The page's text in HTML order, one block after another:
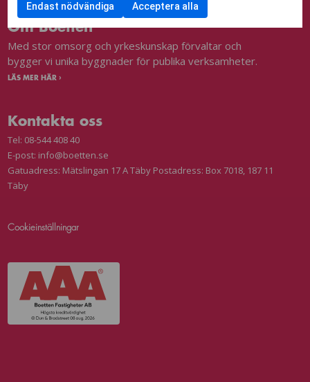
Om Boetten
Med stor omsorg och yrkeskunskap förvaltar och
bygger vi unika byggnader för publika verksamheter.
LÄS MER HÄR ›
Kontakta oss
Tel: 08-544 408 40
E-post: info@boetten.se
Gatuadress: Mätslingan 17 A Täby Postadress: Box 7018, 187 11
Täby
Cookieinställningar
Endast nödvändiga Acceptera alla